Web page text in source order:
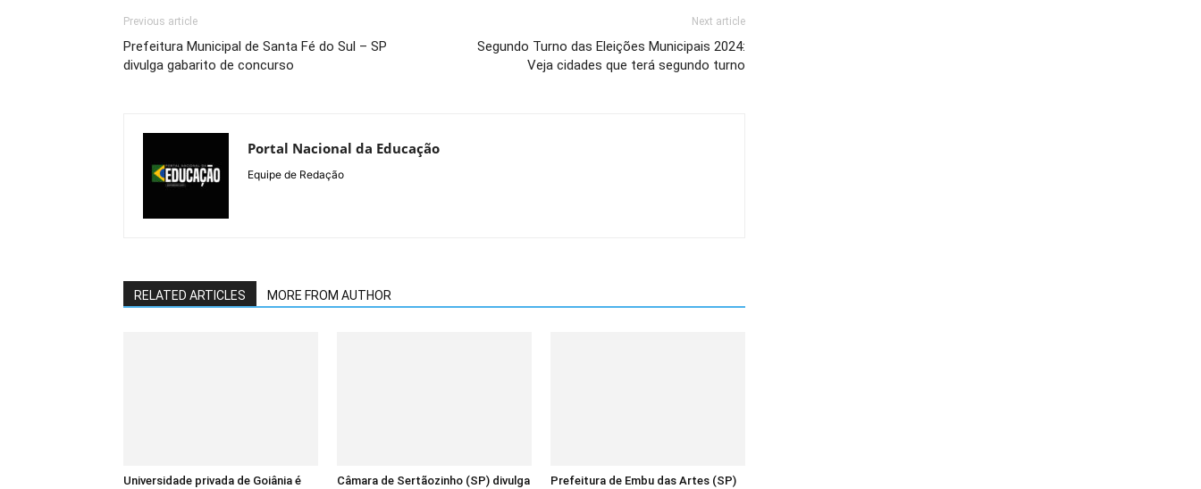
Previous article
Prefeitura Municipal de Santa Fé do Sul – SP
divulga gabarito de concurso
Next article
Segundo Turno das Eleições Municipais 2024:
Veja cidades que terá segundo turno
Portal Nacional da Educação
Equipe de Redação
RELATED ARTICLES MORE FROM AUTHOR
Universidade privada de Goiânia é
Câmara de Sertãozinho (SP) divulga
Prefeitura de Embu das Artes (SP)